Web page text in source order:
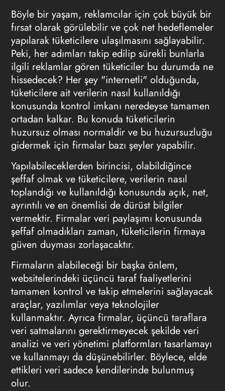
Böyle bir yaşam, reklamcılar için çok büyük bir
fırsat olarak görülebilir ve çok net hedeflemeler
yapılarak tüketicilere ulaşılmasını sağlayabilir.
Peki, her adımları takip edilip sürekli bunlarla
ilgili reklamlar gören tüketiciler bu durumda ne
hissedecek? Her şey "internetli" olduğunda,
tüketicilere ait verilerin nasıl kullanıldığı
konusunda kontrol imkanı neredeyse tamamen
ortadan kalkar. Bu konuda tüketicilerin
huzursuz olması normaldir ve bu huzursuzluğu
gidermek için firmalar bazı şeyler yapabilir.
Yapılabileceklerden birincisi, olabildiğince
şeffaf olmak ve tüketicilere, verilerin nasıl
toplandığı ve kullanıldığı konusunda açık, net,
ayrıntılı ve en önemlisi de dürüst bilgiler
vermektir. Firmalar veri paylaşımı konusunda
şeffaf olmadıkları zaman, tüketicilerin firmaya
güven duyması zorlaşacaktır.
Firmaların alabileceği bir başka önlem,
websitelerindeki üçüncü taraf faaliyetlerini
tamamen kontrol ve takip etmelerini sağlayacak
araçlar, yazılımlar veya teknolojiler
kullanmaktır. Ayrıca firmalar, üçüncü taraflara
veri satmalarını gerektirmeyecek şekilde veri
analizi ve veri yönetimi platformları tasarlamayı
ve kullanmayı da düşünebilirler. Böylece, elde
ettikleri veri sadece kendilerinde bulunmuş
olur.